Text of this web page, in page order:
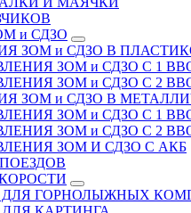
и СДЗО
ЗОМ и СДЗО В
ЗОМ и СДЗО С 1
ЗОМ и СДЗО С 2
ЗОМ и СДЗО В
ЗОМ и СДЗО С 1
ЗОМ и СДЗО С 2
ЗОМ И СДЗО С АКБ
ДЛЯ ГОРНОЛЫЖНЫХ